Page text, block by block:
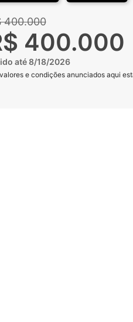
400.000
400.000
até 8/18/2026
e condições anunciados aqui